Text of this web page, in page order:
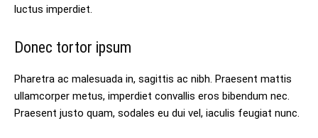
luctus imperdiet.
Donec tortor ipsum
Pharetra ac malesuada in, sagittis ac nibh. Praesent mattis
ullamcorper metus, imperdiet convallis eros bibendum nec.
Praesent justo quam, sodales eu dui vel, iaculis feugiat nunc.